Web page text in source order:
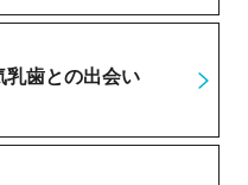
乳歯との出会い